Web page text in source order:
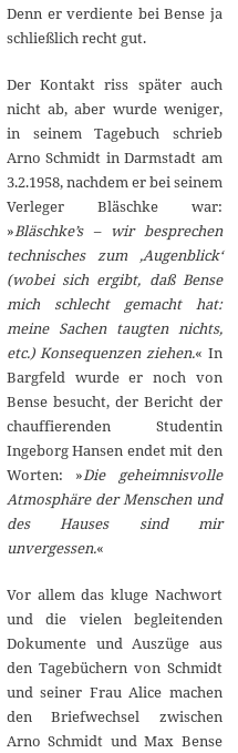
Denn er verdiente bei Bense ja
schließlich recht gut.
Der Kontakt riss später auch
nicht ab, aber wurde weniger,
in seinem Tagebuch schrieb
Arno Schmidt in Darmstadt am
3.2.1958, nachdem er bei seinem
Verleger Bläschke war:
»Bläschke’s – wir besprechen
technisches zum ‚Augenblick‘
(wobei sich ergibt, daß Bense
mich schlecht gemacht hat:
meine Sachen taugten nichts,
etc.) Konsequenzen ziehen.« In
Bargfeld wurde er noch von
Bense besucht, der Bericht der
chauffierenden Studentin
Ingeborg Hansen endet mit den
Worten: »Die geheimnisvolle
Atmosphäre der Menschen und
des Hauses sind mir
unvergessen.«
Vor allem das kluge Nachwort
und die vielen begleitenden
Dokumente und Auszüge aus
den Tagebüchern von Schmidt
und seiner Frau Alice machen
den Briefwechsel zwischen
Arno Schmidt und Max Bense